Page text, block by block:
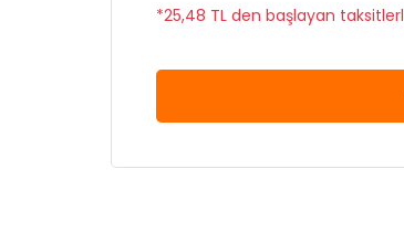
*25,48 TL den başlayan